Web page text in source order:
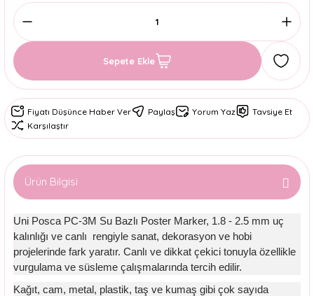
Sepete Ekle
Fiyatı Düşünce Haber Ver Paylaş Yorum Yaz
Tavsiye Et
Karşılaştır
Ürün Bilgisi
Uni Posca PC-3M Su Bazlı Poster Marker, 1.8 - 2.5 mm uç
kalınlığı ve canlı rengiyle sanat, dekorasyon ve hobi
projelerinde fark yaratır. Canlı ve dikkat çekici tonuyla özellikle
vurgulama ve süsleme çalışmalarında tercih edilir.
Kağıt, cam, metal, plastik, taş ve kumaş gibi çok sayıda